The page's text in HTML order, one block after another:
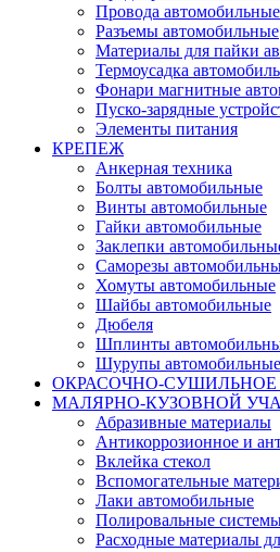
Провода автомобильные
Разъемы автомобильные
Материалы для пайки
Термоусадка
Фонари магнитные
Пуско-зарядные
Элементы питания
КРЕПЕЖ
Анкерная техника
Болты автомобильные
Винты автомобильные
Гайки автомобильные
Заклепки
Саморезы
Хомуты автомобильные
Шайбы автомобильные
Дюбеля
Шплинты
Шурупы автомобильные
ОКРАСОЧНО-СУШИЛЬНОЕ
МАЛЯРНО-КУЗОВНОЙ
Абразивные материалы
Антикоррозионное и
Вклейка стекол
Вспомогательные
Лаки автомобильные
Полировальные
Расходные материалы